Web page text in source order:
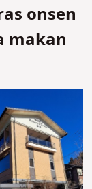
onsen
makan